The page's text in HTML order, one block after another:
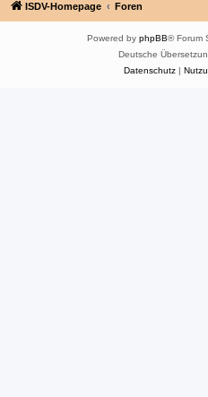
ISDV-Homepage Foren
Powered by phpBB® Forum
Deutsche
Datenschutz|